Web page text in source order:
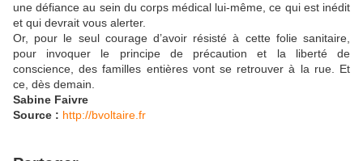
une défiance au sein du corps médical lui-même, ce qui est inédit
et qui devrait vous alerter.
Or, pour le seul courage d’avoir résisté à cette folie sanitaire,
pour invoquer le principe de précaution et la liberté de
conscience, des familles entières vont se retrouver à la rue. Et
ce, dès demain.
Sabine Faivre
Source : http://bvoltaire.fr